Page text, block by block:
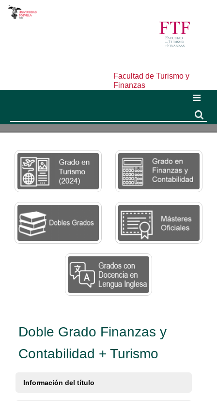
Facultad de Turismo y
Finanzas
Doble Grado Finanzas y
Contabilidad + Turismo
Información del título